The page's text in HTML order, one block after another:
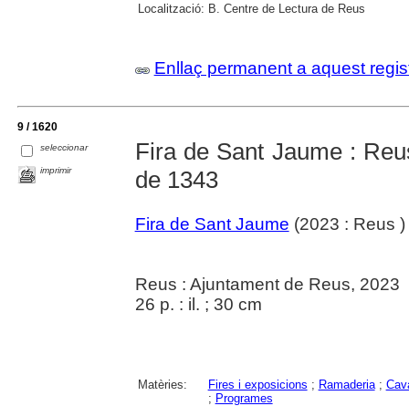
Localització: B. Centre de Lectura de Reus
Enllaç permanent a aquest
9 / 1620
seleccionar
imprimir
Fira de Sant Jaume :
de 1343
Fira de Sant Jaume (2023 : Reus )
Reus : Ajuntament de Reus, 2023
26 p. : il. ; 30 cm
Matèries: Fires i exposicions ; Ramaderia;
; Programes